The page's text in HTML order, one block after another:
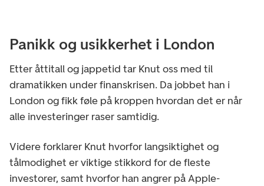
Panikk og usikkerhet i London
Etter åttitall og jappetid tar Knut oss med til
dramatikken under finanskrisen. Da jobbet han i
London og fikk føle på kroppen hvordan det er når
alle investeringer raser samtidig.
Videre forklarer Knut hvorfor langsiktighet og
tålmodighet er viktige stikkord for de fleste
investorer, samt hvorfor han angrer på Apple-